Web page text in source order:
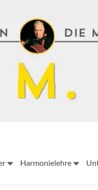
M.
Harmonielehre